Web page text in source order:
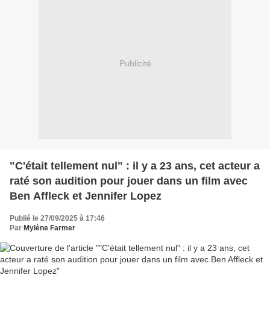
Publicité
"C'était tellement nul" : il y a 23 ans, cet acteur a
raté son audition pour jouer dans un film avec
Ben Affleck et Jennifer Lopez
Publié le 27/09/2025 à 17:46
Par Mylène Farmer